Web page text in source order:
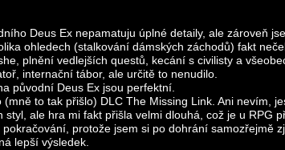
Deus Ex nepamatuju úplné detaily, ale zároveň
ohledech (stalkování dámských záchodů) fakt
plnění vedlejších questů, kecání s civilisty a
internační tábor, ale určitě to nenudilo.
původní Deus Ex jsou perfektní.
to tak přišlo) DLC The Missing Link. Ani nevím,
ale hra mi fakt přišla velmi dlouhá, což je u RPG
protože jsem si po dohrání samozřejmě
lepší výsledek.